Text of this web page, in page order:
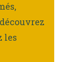
les